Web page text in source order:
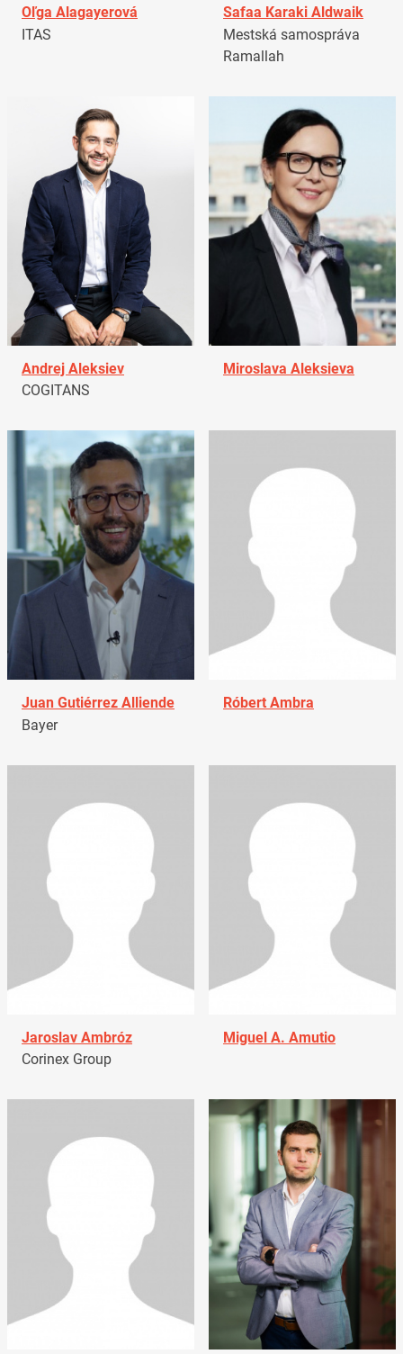
Oľga Alagayerová
ITAS
Safaa Karaki Aldwaik
Mestská samospráva
Ramallah
Andrej Aleksiev
COGITANS
Miroslava Aleksieva
Juan Gutiérrez Alliende
Bayer
Róbert Ambra
Jaroslav Ambróz
Corinex Group
Miguel A. Amutio